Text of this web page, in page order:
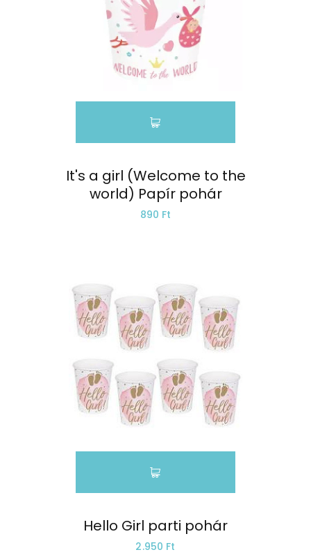
It's a girl (Welcome to the
world) Papír pohár
890 Ft
Hello Girl parti pohár
2.950 Ft